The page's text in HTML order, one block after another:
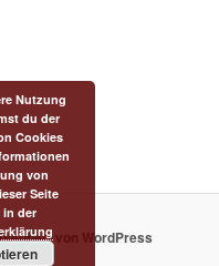
von WordPress
Nutzung
du der
Cookies
von
Seite
der